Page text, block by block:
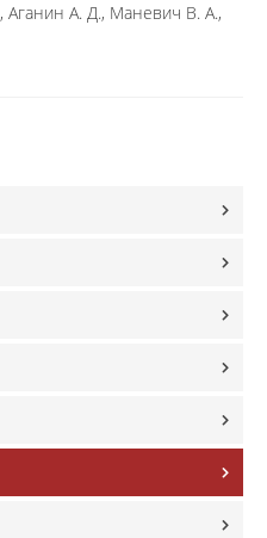
, Аганин А. Д., Маневич В. А.,